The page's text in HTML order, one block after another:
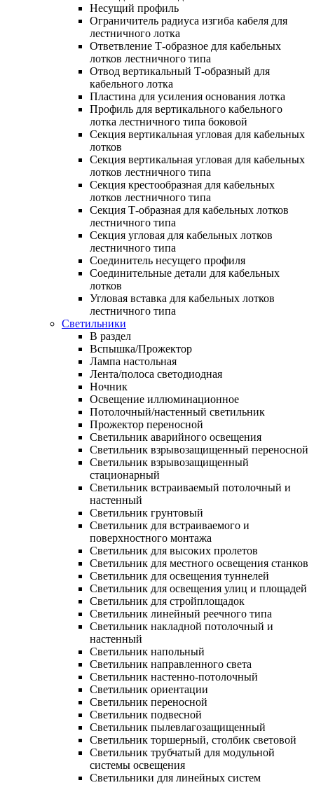
Несущий профиль
Ограничитель радиуса изгиба кабеля для
лестничного лотка
Ответвление Т-образное для кабельных
лотков лестничного типа
Отвод вертикальный Т-образный для
кабельного лотка
Пластина для усиления основания лотка
Профиль для вертикального кабельного
лотка лестничного типа боковой
Секция вертикальная угловая для кабельных
лотков
Секция вертикальная угловая для кабельных
лотков лестничного типа
Секция крестообразная для кабельных
лотков лестничного типа
Секция Т-образная для кабельных лотков
лестничного типа
Секция угловая для кабельных лотков
лестничного типа
Соединитель несущего профиля
Соединительные детали для кабельных
лотков
Угловая вставка для кабельных лотков
лестничного типа
Светильники
В раздел
Вспышка/Прожектор
Лампа настольная
Лента/полоса светодиодная
Ночник
Освещение иллюминационное
Потолочный/настенный светильник
Прожектор переносной
Светильник аварийного освещения
Светильник взрывозащищенный переносной
Светильник взрывозащищенный
стационарный
Светильник встраиваемый потолочный и
настенный
Светильник грунтовый
Светильник для встраиваемого и
поверхностного монтажа
Светильник для высоких пролетов
Светильник для местного освещения станков
Светильник для освещения туннелей
Светильник для освещения улиц и площадей
Светильник для стройплощадок
Светильник линейный реечного типа
Светильник накладной потолочный и
настенный
Светильник напольный
Светильник направленного света
Светильник настенно-потолочный
Светильник ориентации
Светильник переносной
Светильник подвесной
Светильник пылевлагозащищенный
Светильник торшерный, столбик световой
Светильник трубчатый для модульной
системы освещения
Светильники для линейных систем